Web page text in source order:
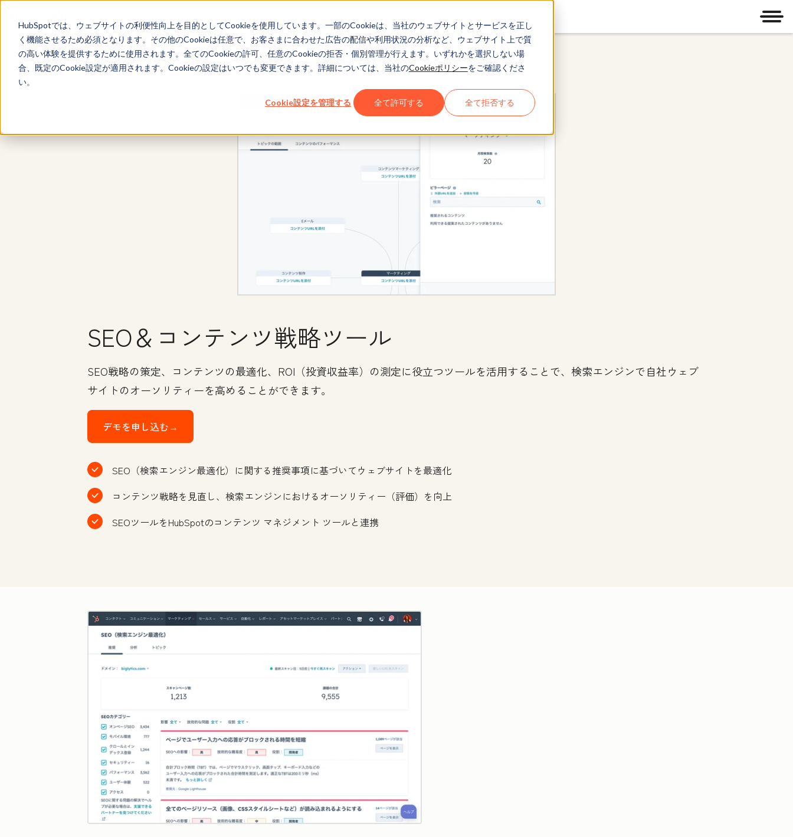
HubSpotでは、ウェブサイトの利便性向上を目的としてCookieを使用しています。一部のCookieは、当社のウェブサイトとサービスを正し
く機能させるため必須となります。その他のCookieは任意で、お客さまに合わせた広告の配信や利用状況の分析など、ウェブサイト上で質
の高い体験を提供するために使用されます。全てのCookieの許可、任意のCookieの拒否・個別管理が行えます。いずれかを選択しない場
合、既定のCookie設定が適用されます。Cookieの設定はいつでも変更できます。詳細については、当社のCookieポリシーをご確認くださ
い。
Cookie設定を管理する 全て許可する 全て拒否する
メ
Marketing Hub
SEO＆コンテンツ戦略ツール
SEO戦略の策定、コンテンツの最適化、ROI（投資収益率）の測定に役立つツールを活用することで、検索エンジンで自社ウェブ
サイトのオーソリティーを高めることができます。
デモを申し込む→
SEO（検索エンジン最適化）に関する推奨事項に基づいてウェブサイトを最適化
コンテンツ戦略を見直し、検索エンジンにおけるオーソリティー（評価）を向上
SEOツールをHubSpotのコンテンツ マネジメント ツールと連携